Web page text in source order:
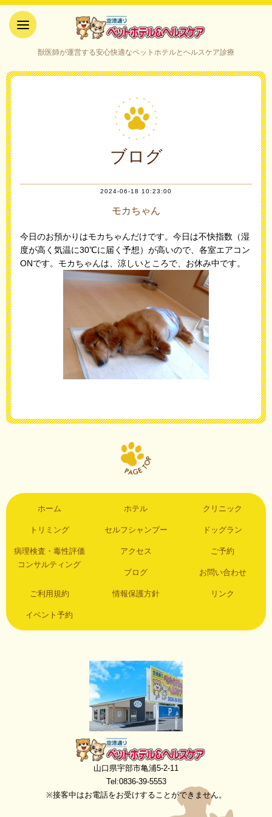
ケア｜山口県宇部市
獣医師が運営する安心快適なペットホテルとヘルスケア診療
ブログ
2024-06-18 10:23:00
モカちゃん
今日のお預かりはモカちゃんだけです。今日は不快指数（湿
度が高く気温に30℃に届く予想）が高いので、各室エアコン
ONです。モカちゃんは、涼しいところで、お休み中です。
ホーム ホテル クリニック
トリミング セルフシャンプー ドッグラン
病理検査・毒性評価
コンサルティング
アクセス ご予約
ブログ お問い合わせ
ご利用規約 情報保護方針 リンク
イベント予約
空港通りペットホテル＆ヘルスケア
山口県宇部市亀浦5-2-11
Tel:0836-39-5553
※接客中はお電話をお受けすることができません。